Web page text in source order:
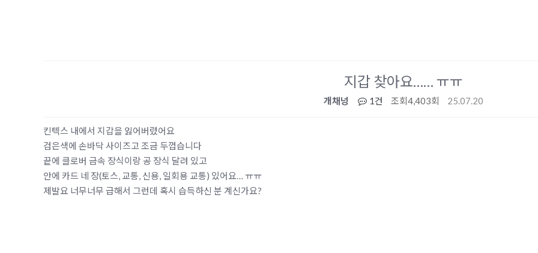
지갑 찾아요…… ㅠㅠ
개채넝 1건 조회4,403회 25.07.20
킨텍스 내에서 지갑을 잃어버렸어요
검은색에 손바닥 사이즈고 조금 두껍습니다
끝에 클로버 금속 장식이랑 공 장식 달려 있고
안에 카드 네 장(토스, 교통, 신용, 일회용 교통) 있어요… ㅠㅠ
제발요 너무너무 급해서 그런데 혹시 습득하신 분 계신가요?